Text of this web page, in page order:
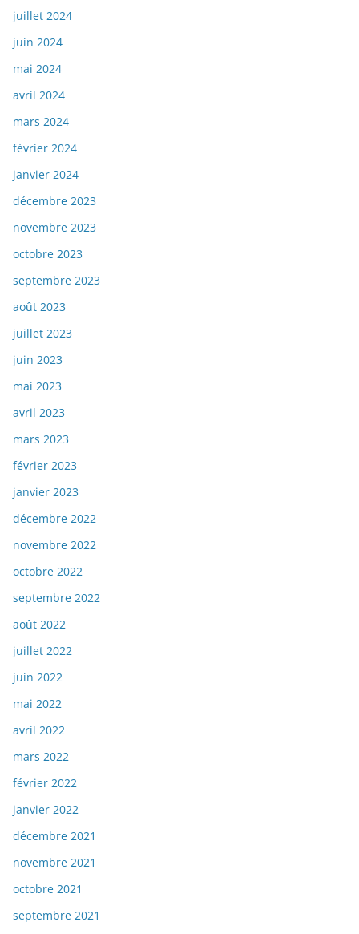
juillet 2024
juin 2024
mai 2024
avril 2024
mars 2024
février 2024
janvier 2024
décembre 2023
novembre 2023
octobre 2023
septembre 2023
août 2023
juillet 2023
juin 2023
mai 2023
avril 2023
mars 2023
février 2023
janvier 2023
décembre 2022
novembre 2022
octobre 2022
septembre 2022
août 2022
juillet 2022
juin 2022
mai 2022
avril 2022
mars 2022
février 2022
janvier 2022
décembre 2021
novembre 2021
octobre 2021
septembre 2021